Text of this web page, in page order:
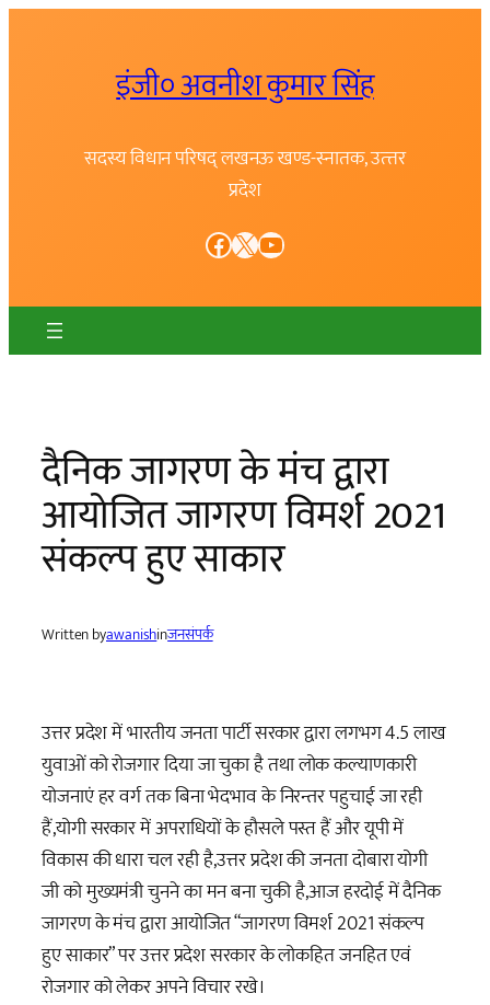
इंजी० अवनीश कुमार सिंह
सदस्य विधान परिषद् लखनऊ खण्ड-स्नातक, उत्त्तर
प्रदेश
Facebook X YouTube
दैनिक जागरण के मंच द्वारा
आयोजित जागरण विमर्श 2021
संकल्प हुए साकार
Written byawanishinजनसंपर्क
उत्तर प्रदेश में भारतीय जनता पार्टी सरकार द्वारा लगभग 4.5 लाख
युवाओं को रोजगार दिया जा चुका है तथा लोक कल्याणकारी
योजनाएं हर वर्ग तक बिना भेदभाव के निरन्तर पहुचाई जा रही
हैं,योगी सरकार में अपराधियों के हौसले पस्त हैं और यूपी में
विकास की धारा चल रही है,उत्तर प्रदेश की जनता दोबारा योगी
जी को मुख्यमंत्री चुनने का मन बना चुकी है,आज हरदोई में दैनिक
जागरण के मंच द्वारा आयोजित “जागरण विमर्श 2021 संकल्प
हुए साकार” पर उत्तर प्रदेश सरकार के लोकहित जनहित एवं
रोजगार को लेकर अपने विचार रखे।